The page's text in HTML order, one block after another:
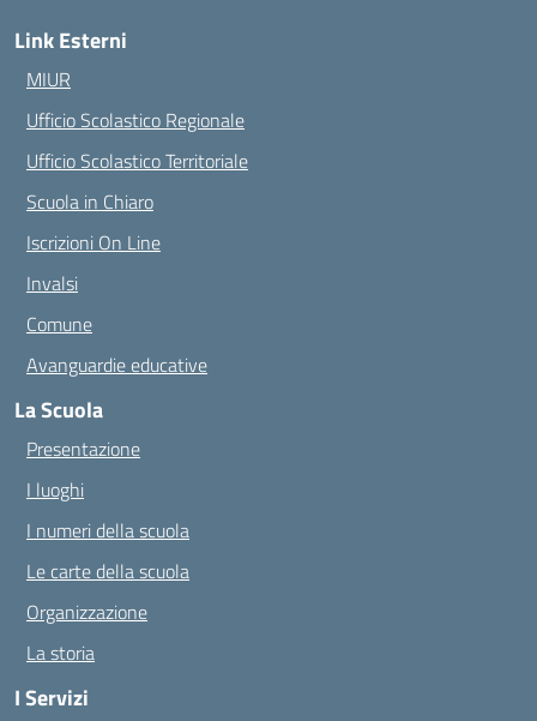
Link Esterni
MIUR
Ufficio Scolastico Regionale
Ufficio Scolastico Territoriale
Scuola in Chiaro
Iscrizioni On Line
Invalsi
Comune
Avanguardie educative
La Scuola
Presentazione
I luoghi
I numeri della scuola
Le carte della scuola
Organizzazione
La storia
I Servizi